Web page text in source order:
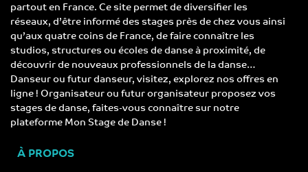
partout en France. Ce site permet de diversifier les
réseaux, d’être informé des stages près de chez vous ainsi
qu’aux quatre coins de France, de faire connaître les
studios, structures ou écoles de danse à proximité, de
découvrir de nouveaux professionnels de la danse…
Danseur ou futur danseur, visitez, explorez nos offres en
ligne ! Organisateur ou futur organisateur proposez vos
stages de danse, faites-vous connaître sur notre
plateforme Mon Stage de Danse !
À PROPOS